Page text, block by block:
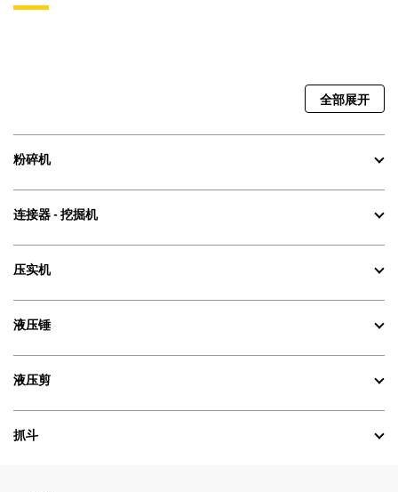
全部展开
粉碎机
连接器 - 挖掘机
压实机
液压锤
液压剪
抓斗